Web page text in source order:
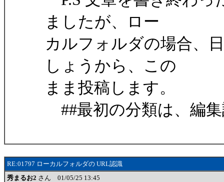
ましたが、ロー
カルフォルダの場合、
しょうから、この
まま投稿します。
##最初の分類は、編
RE:01797 ローカルフォルダの URL認識
秀まるお2 さん 01/05/25 13:45